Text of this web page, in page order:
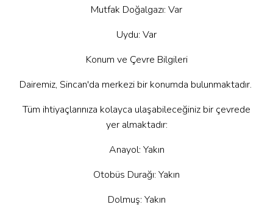
Mutfak Doğalgazı: Var
Uydu: Var
Konum ve Çevre Bilgileri
Dairemiz, Sincan'da merkezi bir konumda bulunmaktadır.
Tüm ihtiyaçlarınıza kolayca ulaşabileceğiniz bir çevrede
yer almaktadır:
Anayol: Yakın
Otobüs Durağı: Yakın
Dolmuş: Yakın